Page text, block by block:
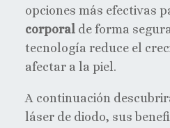
opciones más efectivas
corporal de forma
tecnología reduce el
afectar a la piel.
A continuación
láser de diodo, sus